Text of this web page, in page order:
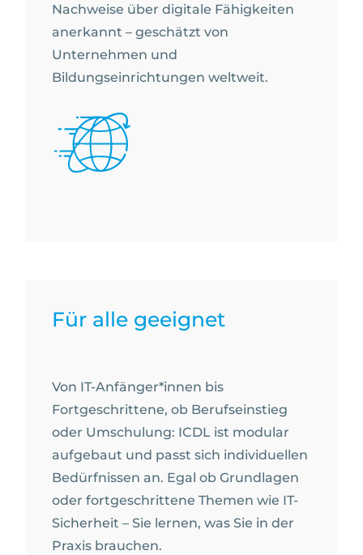
Nachweise über digitale Fähigkeiten
anerkannt – geschätzt von
Unternehmen und
Bildungseinrichtungen weltweit.
Für alle geeignet
Von IT-Anfänger*innen bis
Fortgeschrittene, ob Berufseinstieg
oder Umschulung: ICDL ist modular
aufgebaut und passt sich individuellen
Bedürfnissen an. Egal ob Grundlagen
oder fortgeschrittene Themen wie IT-
Sicherheit – Sie lernen, was Sie in der
Praxis brauchen.